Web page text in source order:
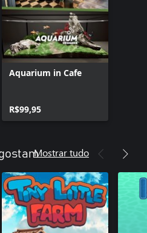
Aquarium in Cafe
R$99,95
Mostrar tudo